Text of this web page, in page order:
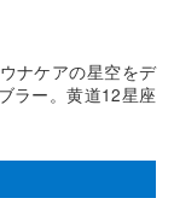
ナケアの星空をデ
ラー。黄道12星座